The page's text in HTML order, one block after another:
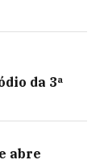
da 3ª
abre